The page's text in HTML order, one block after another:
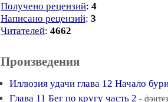
Получено рецензий: 4
Написано рецензий: 3
Читателей: 4662
Произведения
Иллюзия удачи глава 12 Начало
Глава 11 Бег по кругу часть 2 -